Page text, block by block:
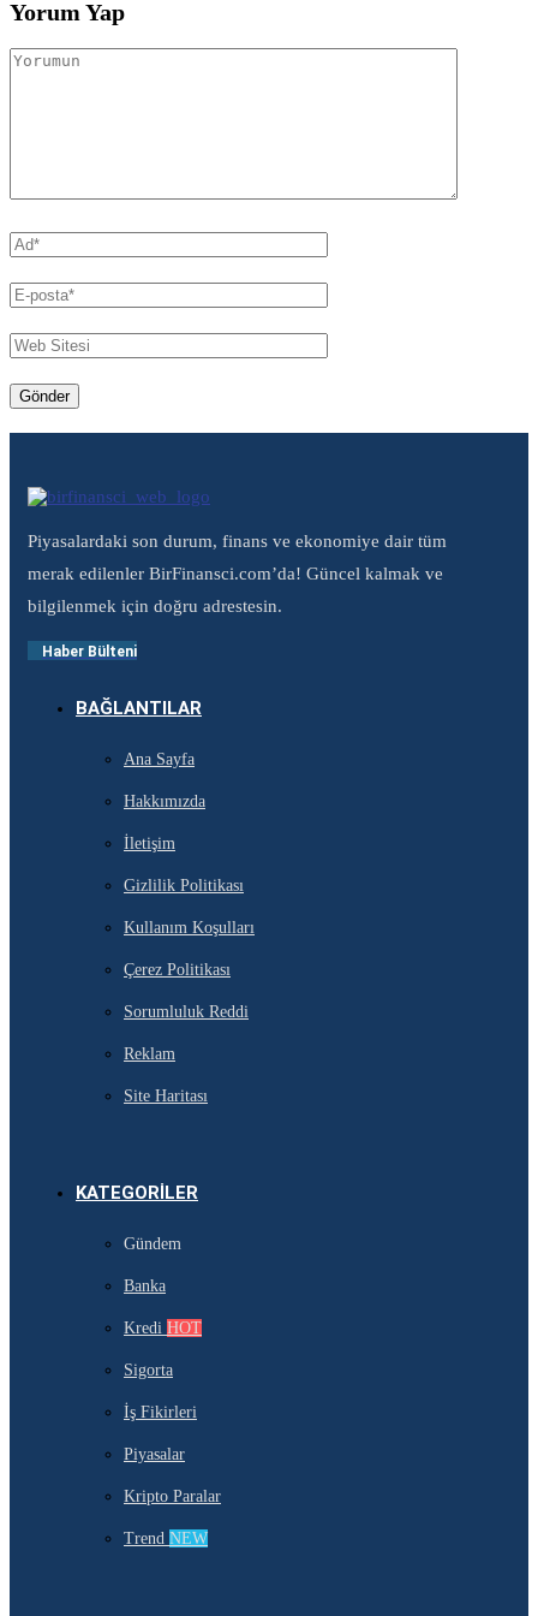
Yorum Yap
Piyasalardaki son durum, finans ve ekonomiye dair tüm
merak edilenler BirFinansci.com’da! Güncel kalmak ve
bilgilenmek için doğru adrestesin.
Haber Bülteni
BAĞLANTILAR
Ana Sayfa
Hakkımızda
İletişim
Gizlilik Politikası
Kullanım Koşulları
Çerez Politikası
Sorumluluk Reddi
Reklam
Site Haritası
KATEGORILER
Gündem
Banka
Kredi HOT
Sigorta
İş Fikirleri
Piyasalar
Kripto Paralar
Trend NEW